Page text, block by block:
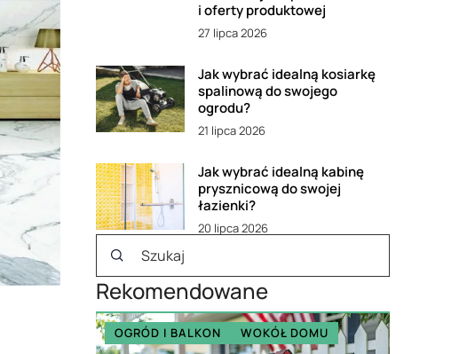
i oferty produktowej
27 lipca 2026
Jak wybrać idealną kosiarkę
spalinową do swojego
ogrodu?
21 lipca 2026
Jak wybrać idealną kabinę
prysznicową do swojej
łazienki?
20 lipca 2026
Rekomendowane
OGRÓD I BALKON WOKÓŁ DOMU